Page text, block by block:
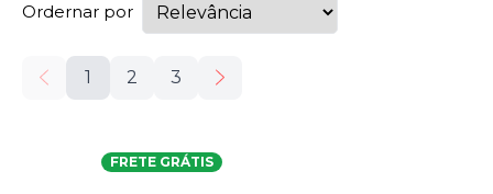
Ordernar por
1 2 3
FRETE GRÁTIS